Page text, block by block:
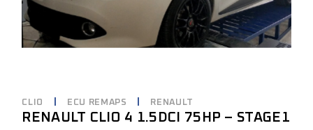
CLIO ECU REMAPS RENAULT
RENAULT CLIO 4 1.5DCI 75HP – STAGE1